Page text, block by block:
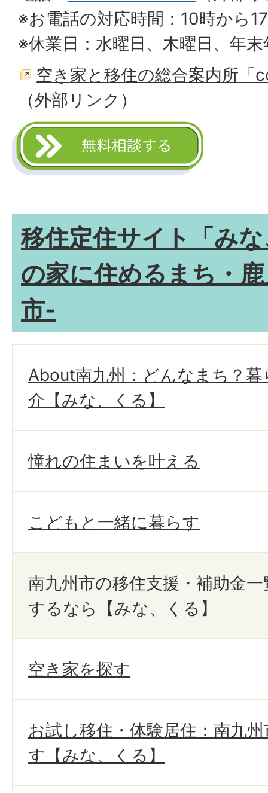
※お電話の対応時間：10時から
※休業日：水曜日、木曜日、年
空き家と移住の総合案内所「
（外部リンク）
移住定住サイト「み
の家に住めるまち・
市-
About南九州：どんなまち？
介【みな、くる】
憧れの住まいを叶える
こどもと一緒に暮らす
南九州市の移住支援・補助金
するなら【みな、くる】
空き家を探す
お試し移住・体験居住：南九
す【みな、くる】